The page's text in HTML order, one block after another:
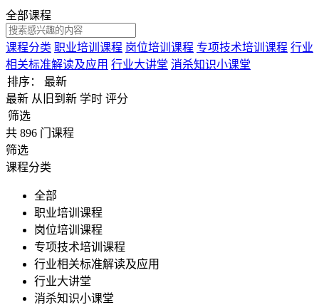
全部课程
课程分类 职业培训课程 岗位培训课程 专项技术培训课程 行业
相关标准解读及应用 行业大讲堂 消杀知识小课堂
排序： 最新
最新 从旧到新 学时 评分
筛选
共 896 门课程
筛选
课程分类
全部
职业培训课程
岗位培训课程
专项技术培训课程
行业相关标准解读及应用
行业大讲堂
消杀知识小课堂